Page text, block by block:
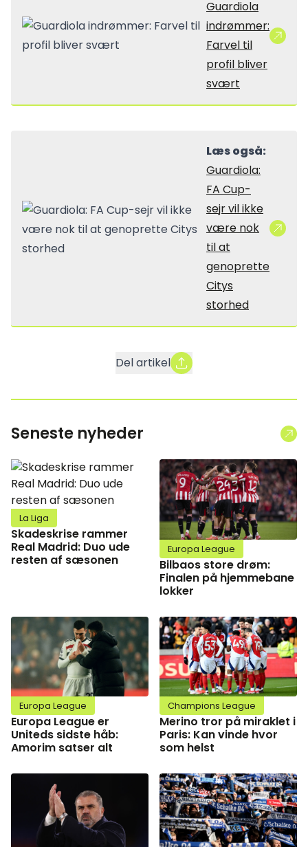
Guardiola
indrømmer:
Farvel til
profil bliver
svært
Læs også:
Guardiola:
FA Cup-
sejr vil ikke
være nok
til at
genoprette
Citys
storhed
Del artikel
Seneste nyheder
La Liga
Skadeskrise rammer
Real Madrid: Duo ude
resten af sæsonen
Europa League
Bilbaos store drøm:
Finalen på hjemmebane
lokker
Europa League
Europa League er
Uniteds sidste håb:
Amorim satser alt
Champions League
Merino tror på miraklet i
Paris: Kan vinde hvor
som helst